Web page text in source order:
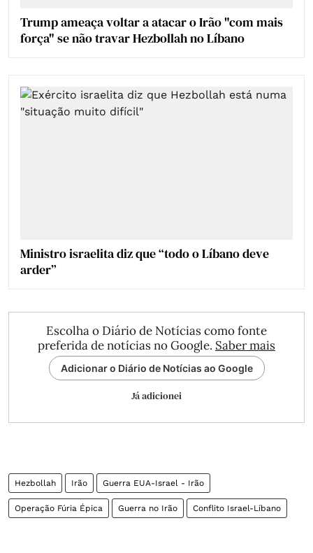
Trump ameaça voltar a atacar o Irão "com mais
força" se não travar Hezbollah no Líbano
Ministro israelita diz que “todo o Líbano deve
arder”
Escolha o Diário de Notícias como fonte
preferida de notícias no Google. Saber mais
Adicionar o Diário de Notícias ao Google
Já adicionei
Hezbollah Irão Guerra EUA-Israel - Irão
Operação Fúria Épica Guerra no Irão Conflito Israel-Líbano